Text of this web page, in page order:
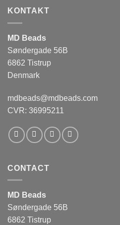
KONTAKT
MD Beads
Søndergade 56B
6862 Tistrup
Denmark
mdbeads@mdbeads.com
CVR: 36995211
CONTACT
MD Beads
Søndergade 56B
6862 Tistrup